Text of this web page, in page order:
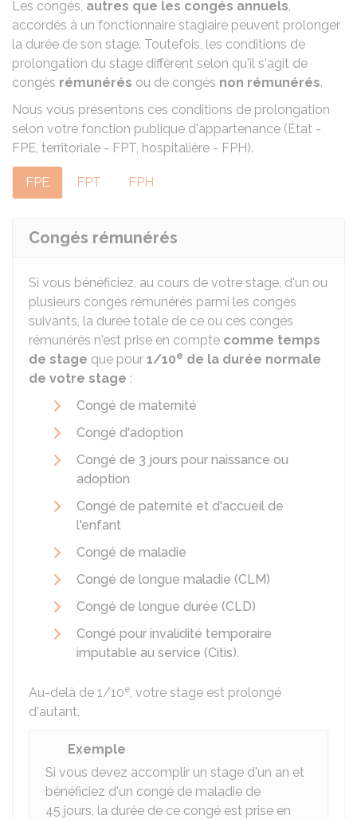
Les congés, autres que les congés annuels,
accordés à un fonctionnaire stagiaire peuvent prolonger
la durée de son stage. Toutefois, les conditions de
prolongation du stage diffèrent selon qu'il s'agit de
congés rémunérés ou de congés non rémunérés.
Nous vous présentons ces conditions de prolongation
selon votre fonction publique d'appartenance (État -
FPE, territoriale - FPT, hospitalière - FPH).
FPE FPT FPH
Congés rémunérés
Si vous bénéficiez, au cours de votre stage, d'un ou
plusieurs congés rémunérés parmi les congés
suivants, la durée totale de ce ou ces congés
rémunérés n'est prise en compte comme temps
de stage que pour 1/10e de la durée normale
de votre stage :
Congé de maternité
Congé d'adoption
Congé de 3 jours pour naissance ou
adoption
Congé de paternité et d'accueil de
l'enfant
Congé de maladie
Congé de longue maladie (CLM)
Congé de longue durée (CLD)
Congé pour invalidité temporaire
imputable au service (Citis).
Au-delà de 1/10e, votre stage est prolongé
d'autant.
Exemple
Si vous devez accomplir un stage d'un an et
bénéficiez d'un congé de maladie de
45 jours, la durée de ce congé est prise en